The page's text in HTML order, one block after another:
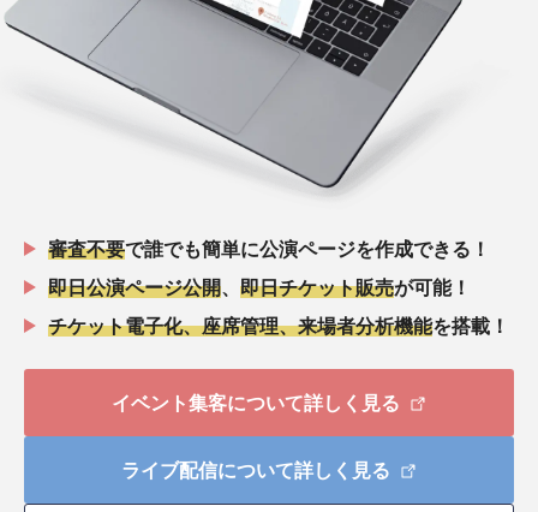
審査不要で誰でも簡単に公演ページを作成できる！
即日公演ページ公開
即日チケット販売が可能！
チケット電子化、座席管理、来場者分析機能を搭載！
イベント集客について詳しく見る
ライブ配信について詳しく見る